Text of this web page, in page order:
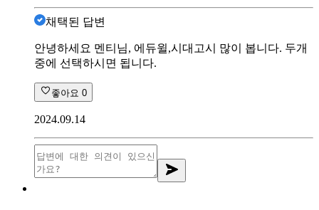
채택된 답변
안녕하세요 멘티님, 에듀윌,시대고시 많이 봅니다. 두개
중에 선택하시면 됩니다.
좋아요 0
2024.09.14